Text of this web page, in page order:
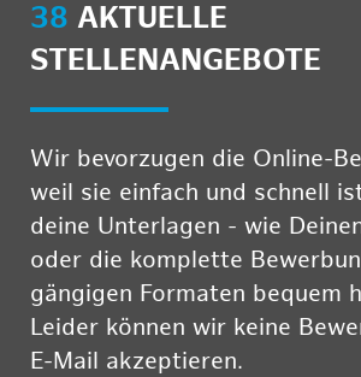
38 AKTUELLE
STELLENANGEBOTE
Wir bevorzugen die Online-
weil sie einfach und schnell
deine Unterlagen - wie
oder die komplette
gängigen Formaten bequem
Leider können wir keine
E-Mail akzeptieren.